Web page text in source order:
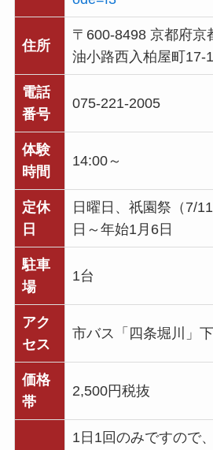
住所
〒600-8498 京都府京
油小路西入柏屋町17-
電話
番号
075-221-2005
体験
時間
14:00～
定休
日
日曜日、祇園祭（7/
日～年始1月6日
駐車
場
1台
アク
セス
市バス「四条堀川」
価格
帯
2,500円税抜
1日1回のみですので